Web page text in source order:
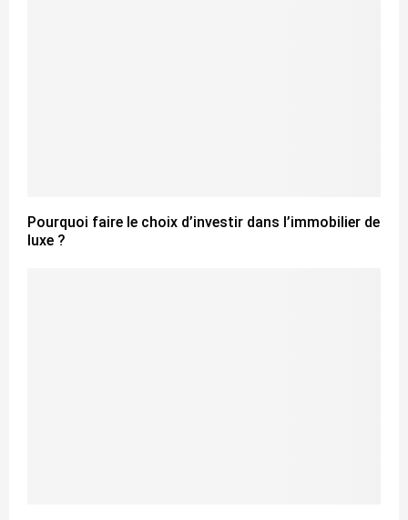
Pourquoi faire le choix d’investir dans l’immobilier de
luxe ?